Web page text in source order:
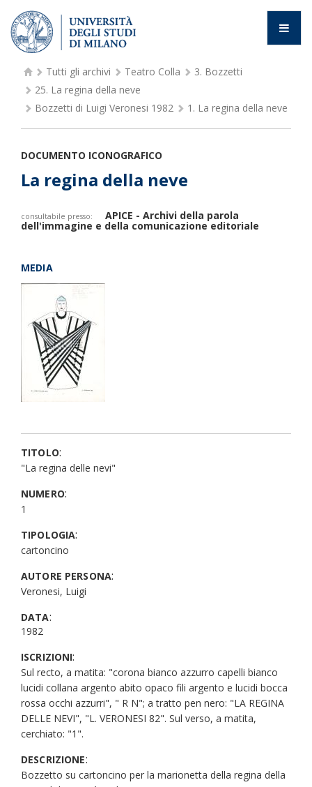
Tutti gli archivi Teatro Colla 3. Bozzetti
25. La regina della neve
Bozzetti di Luigi Veronesi 1982
1. La regina della neve
DOCUMENTO ICONOGRAFICO
La regina della neve
consultabile presso: APICE - Archivi della parola
dell'immagine e della comunicazione editoriale
MEDIA
TITOLO:
"La regina delle nevi"
NUMERO:
1
TIPOLOGIA:
cartoncino
AUTORE PERSONA:
Veronesi, Luigi
DATA:
1982
ISCRIZIONI:
Sul recto, a matita: "corona bianco azzurro capelli bianco
lucidi collana argento abito opaco fili argento e lucidi bocca
rossa occhi azzurri", " R N"; a tratto pen nero: "LA REGINA
DELLE NEVI", "L. VERONESI 82". Sul verso, a matita,
cerchiato: "1".
DESCRIZIONE:
Bozzetto su cartoncino per la marionetta della regina della